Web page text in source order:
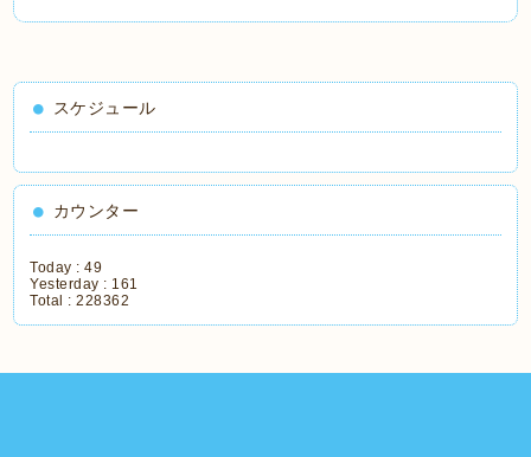
スケジュール
カウンター
Today :49
Yesterday : 161
Total :228362